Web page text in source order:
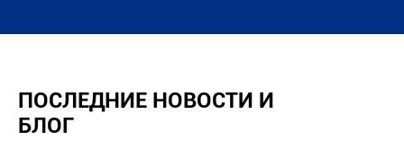
ПОСЛЕДНИЕ НОВОСТИ И
БЛОГ